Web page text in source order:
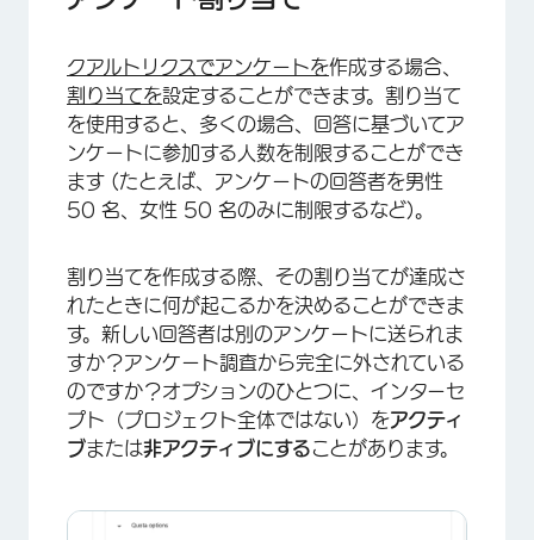
×
クアルトリクスでアンケートを作成する場合、
割り当てを設定することができます。割り当て
を使用すると、多くの場合、回答に基づいてア
ンケートに参加する人数を制限することができ
ます (たとえば、アンケートの回答者を男性
50 名、女性 50 名のみに制限するなど)。
割り当てを作成する際、その割り当てが達成さ
れたときに何が起こるかを決めることができま
す。新しい回答者は別のアンケートに送られま
すか？アンケート調査から完全に外されている
のですか？オプションのひとつに、インターセ
プト（プロジェクト全体ではない）をアクティ
ブまたは非アクティブにすることがあります。